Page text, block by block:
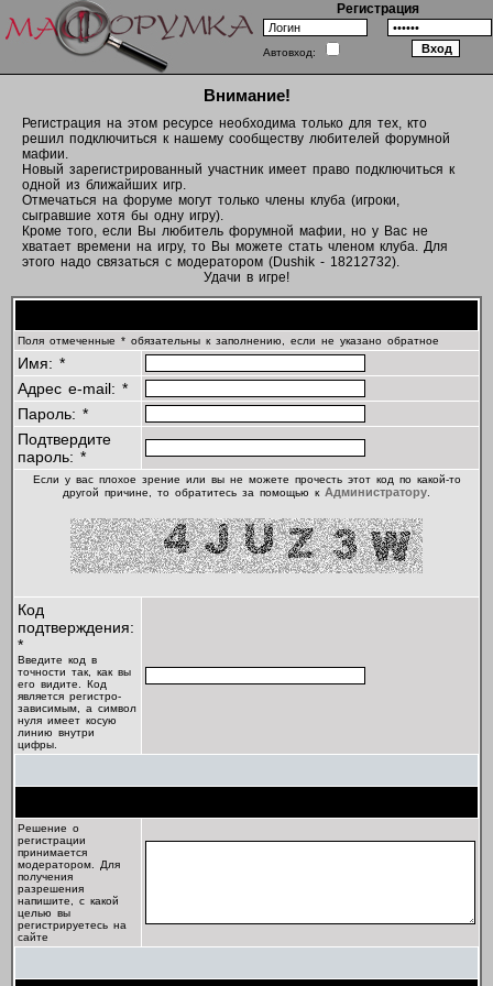
Регистрация
Автовход:
Внимание!
Регистрация на этом ресурсе необходима только для тех, кто
решил подключиться к нашему сообществу любителей форумной
мафии.
Новый зарегистрированный участник имеет право подключиться к
одной из ближайших игр.
Отмечаться на форуме могут только члены клуба (игроки,
сыгравшие хотя бы одну игру).
Кроме того, если Вы любитель форумной мафии, но у Вас не
хватает времени на игру, то Вы можете стать членом клуба. Для
этого надо связаться с модератором (Dushik - 18212732).
Удачи в игре!
Поля отмеченные * обязательны к заполнению, если не указано обратное
Имя: *
Адрес e-mail: *
Пароль: *
Подтвердите
пароль: *
Если у вас плохое зрение или вы не можете прочесть этот код по какой-то
другой причине, то обратитесь за помощью к Администратору
Код
подтверждения:
*
Введите код в
точности так, как вы
его видите. Код
является регистро-
зависимым, а символ
нуля имеет косую
линию внутри
цифры.
Решение о
регистрации
принимается
модератором. Для
получения
разрешения
напишите, с какой
целью вы
регистрируетесь на
сайте